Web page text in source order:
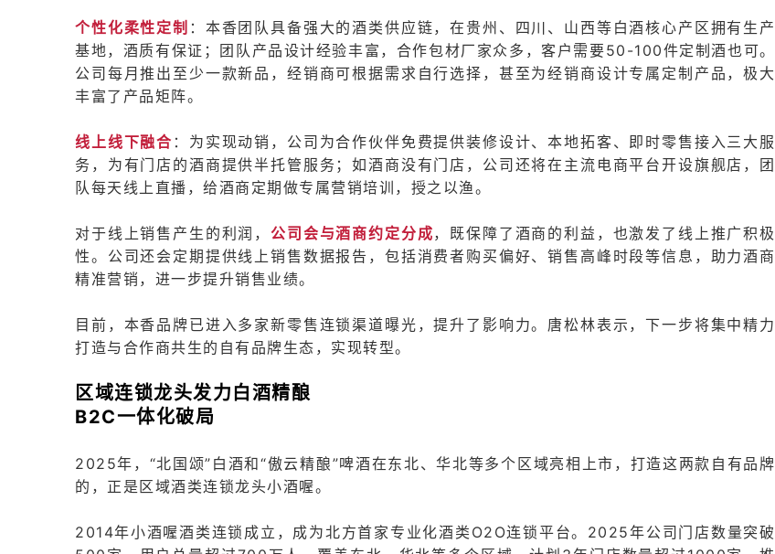
个性化柔性定制 ：本香团队具备强大的酒类供应链，在贵州、四川、山西等白酒核心产区拥有生产
基地，酒质有保证；团队产品设计经验丰富，合作包材厂家众多，客户需要50-100件定制酒也可。
公司每月推出至少一款新品，经销商可根据需求自行选择，甚至为经销商设计专属定制产品，极大
丰富了产品矩阵。
线上线下融合 ：为实现动销，公司为合作伙伴免费提供装修设计、本地拓客、即时零售接入三大服
务，为有门店的酒商提供半托管服务；如酒商没有门店，公司还将在主流电商平台开设旗舰店，团
队每天线上直播，给酒商定期做专属营销培训，授之以渔。
对于线上销售产生的利润，公司会与酒商约定分成，既保障了酒商的利益，也激发了线上推广积极
性。公司还会定期提供线上销售数据报告，包括消费者购买偏好、销售高峰时段等信息，助力酒商
精准营销，进一步提升销售业绩。
目前，本香品牌已进入多家新零售连锁渠道曝光，提升了影响力。唐松林表示，下一步将集中精力
打造与合作商共生的自有品牌生态，实现转型。
区域连锁龙头发力白酒精酿
B2C一体化破局
2025年，“北国颂”白酒和“傲云精酿”啤酒在东北、华北等多个区域亮相上市，打造这两款自有品牌
的，正是区域酒类连锁龙头小酒喔。
2014年小酒喔酒类连锁成立，成为北方首家专业化酒类O2O连锁平台。2025年公司门店数量突破